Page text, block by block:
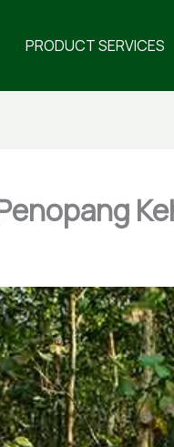
PRODUCT SERVICES